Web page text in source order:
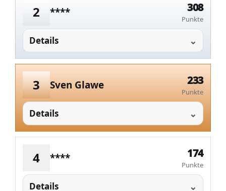
2 **** 308
Punkte
Details
3 Sven Glawe 233
Punkte
Details
4 **** 174
Punkte
Details